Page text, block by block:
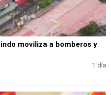
moviliza a bomberos y
1 día